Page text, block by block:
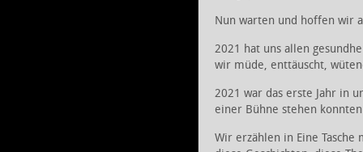
Nun warten und hoffen wir
2021 hat uns allen
wir müde, enttäuscht,
2021 war das erste Jahr in
einer Bühne stehen
Wir erzählen in Eine